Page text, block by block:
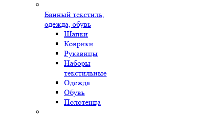
Банный текстиль,
одежда, обувь
Шапки
Коврики
Рукавицы
Наборы
текстильные
Одежда
Обувь
Полотенца